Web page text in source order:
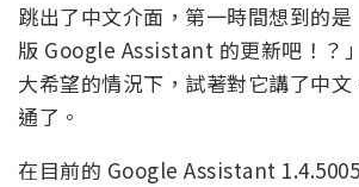
跳出了中文介面，第一時間想到的
版 Google Assistant 的更新吧！？
大希望的情況下，試著對它講了中
通了。
在目前的 Google Assistant